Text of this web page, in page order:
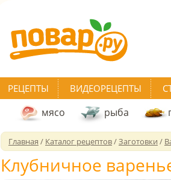
РЕЦЕПТЫ ВИДЕОРЕЦЕПТЫ
мясо рыба
Главная / Каталог рецептов/Заготовки /
Клубничное